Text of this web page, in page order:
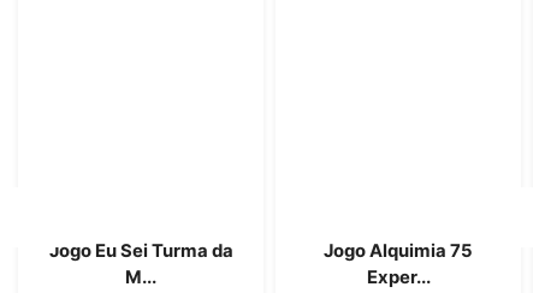
Jogo Eu Sei Turma da
M...
Jogo Alquimia 75
Exper...